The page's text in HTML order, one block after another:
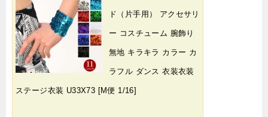
ド（片手用） アクセサリ
ー コスチューム 腕飾り
無地 キラキラ カラー カ
ラフル ダンス 衣装衣装
ステージ衣装 U33X73 [M便 1/16]